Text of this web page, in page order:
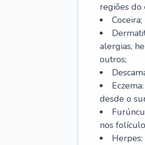
regiões do
Coceira;
alergias,
outros;
desde o
nos